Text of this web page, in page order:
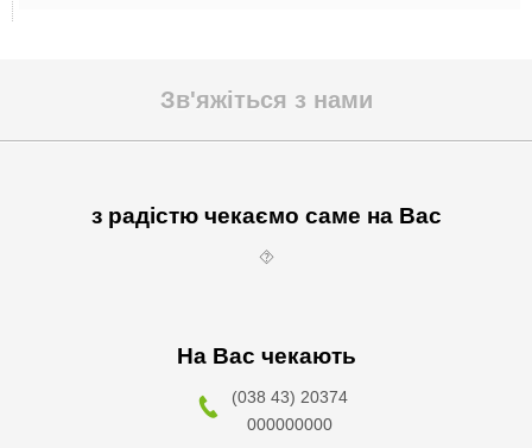
Зв'яжіться з нами
з радістю чекаємо саме на Вас
⯑
На Вас чекають
(038 43) 20374
000000000